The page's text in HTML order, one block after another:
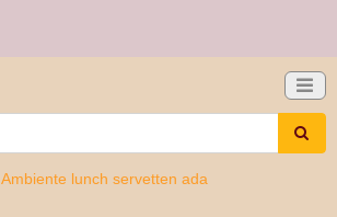
Ambiente lunch servetten ada